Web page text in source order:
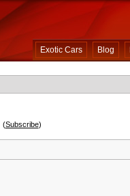
Exotic Cars Blog
(Subscribe)